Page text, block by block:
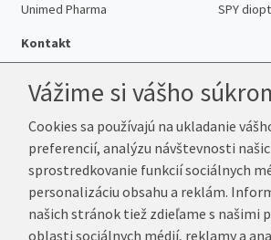
Unimed Pharma
SPY
Kontakt
Telefón:+421 222 205 863
E-mail:info@k-sosovky.sk
Reklamačná adresa
Andrea Votavová
Revoluční 1017
Vážime si vášho
Cookies sa používajú na ukladanie
preferencií, analýzu návštevnosti
sprostredkovanie funkcií sociálnych
personalizáciu obsahu a reklám.
našich stránok tiež zdieľame s našimi
oblasti sociálnych médií, reklamy a